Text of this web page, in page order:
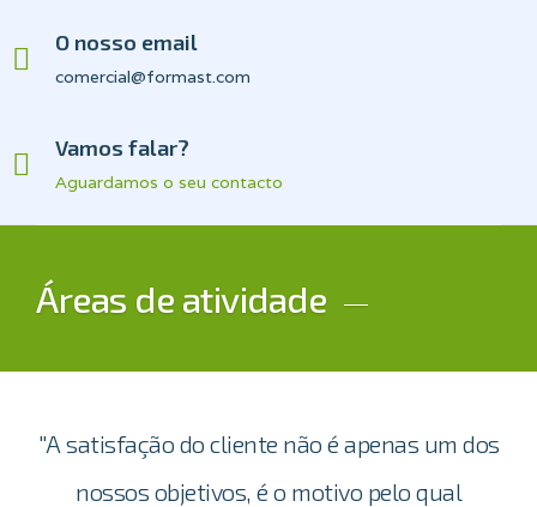
O nosso email
comercial@formast.com
Vamos falar?
Aguardamos o seu contacto
Áreas de atividade
"A satisfação do cliente não é apenas um dos
nossos objetivos, é o motivo pelo qual